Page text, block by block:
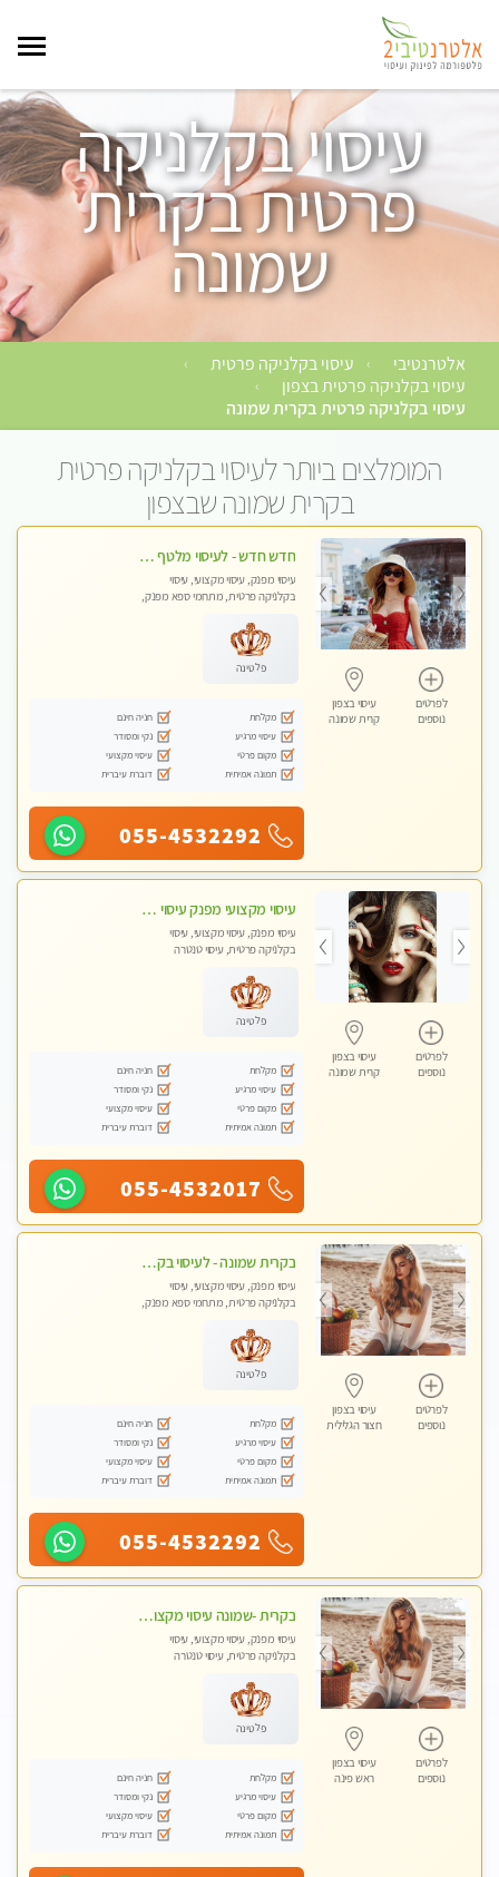
עיסוי בקלניקה
פרטית בקרית
שמונה
אלטרנטיבי › עיסוי בקלניקה פרטית ›
עיסוי בקלניקה פרטית בצפון ›
עיסוי בקלניקה פרטית בקרית שמונה
המומלצים ביותר לעיסוי בקלניקה פרטית
בקרית שמונה שבצפון
לפרטים
נוספים
עיסוי בצפון
קרית שמונה
חדש חדש - לעיסוי מלטף איכותי ומיוחד במינו..... באווירה ביתית לאור נרות !
עיסוי מפנק, עיסוי מקצועי, עיסוי
בקלניקה פרטית, מתחמי ספא מפנק,
פלטינה
מקלחת
חניה חינם
עיסוי מרגיע
נקי ומסודר
מקום פרטי
עיסוי מקצועי
תמונה אמיתית
דוברת עיברית
055-4532292
לפרטים
נוספים
עיסוי בצפון
קרית שמונה
עיסוי מקצועי מפנק עיסוי עם אבנים חמות. מעסה עם תעודות. טיפול מרגיע ומפנק באווירה נעימה ושקטה
עיסוי מפנק, עיסוי מקצועי, עיסוי
בקלניקה פרטית, עיסוי טנטרה
פלטינה
מקלחת
חניה חינם
עיסוי מרגיע
נקי ומסודר
מקום פרטי
עיסוי מקצועי
תמונה אמיתית
דוברת עיברית
055-4532017
לפרטים
נוספים
עיסוי בצפון
חצור הגלילית
בקרית שמונה - לעיסוי בקליניקה פרטית לחלוטין, מעסה איכותית ומיוחדת ברמה גבוהה מאוד
עיסוי מפנק, עיסוי מקצועי, עיסוי
בקלניקה פרטית, מתחמי ספא מפנק,
פלטינה
מקלחת
חניה חינם
עיסוי מרגיע
נקי ומסודר
מקום פרטי
עיסוי מקצועי
תמונה אמיתית
דוברת עיברית
055-4532292
לפרטים
נוספים
עיסוי בצפון
ראש פינה
בקרית -שמונה עיסוי מקצועי מפנק עיסוי עם אבנים חמות. מעסה עם תעודות. טיפול מרגיע ומפנק באווירה נעימה ושקטה
עיסוי מפנק, עיסוי מקצועי, עיסוי
בקלניקה פרטית, עיסוי טנטרה
פלטינה
מקלחת
חניה חינם
עיסוי מרגיע
נקי ומסודר
מקום פרטי
עיסוי מקצועי
תמונה אמיתית
דוברת עיברית